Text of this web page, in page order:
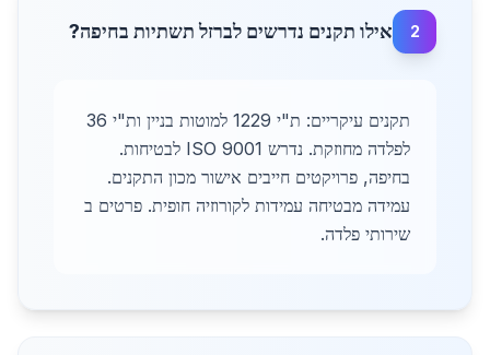
2 אילו תקנים נדרשים לברזל תשתיות בחיפה?
תקנים עיקריים: ת"י 1229 למוטות בניין ות"י 36
לפלדה מחוזקת. נדרש ISO 9001 לבטיחות.
בחיפה, פרויקטים חייבים אישור מכון התקנים.
עמידה מבטיחה עמידות לקורוזיה חופית. פרטים ב
שירותי פלדה.